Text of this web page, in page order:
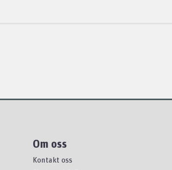
Om oss
Kontakt oss